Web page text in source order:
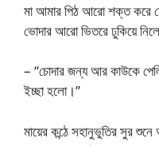
মা আমার পিঠ আরো শক্ত করে
ভোদার আরো ভিতরে ঢুকিয়ে
– “চোদার জন্য আর কাউকে
ইচ্ছা হলো।”
মায়ের কন্ঠে সহানুভুতির সুর